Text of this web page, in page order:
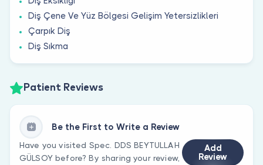
Diş Çene Ve Yüz Bölgesi Gelişim Yetersizlikleri
Çarpık Diş
Diş Sıkma
Patient Reviews
Be the First to Write a Review
Have you visited Spec. DDS BEYTULLAH
GÜLSOY before? By sharing your review,
Add
Review